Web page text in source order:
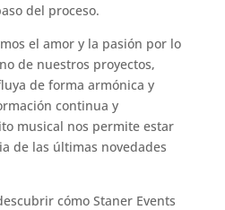
del proceso.
el amor y la pasión por lo
de nuestros proyectos,
de forma armónica y
continua y
musical nos permite estar
de las últimas novedades
cómo Staner Events